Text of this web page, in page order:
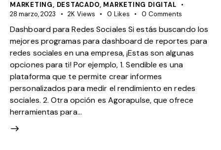
MARKETING, DESTACADO, MARKETING DIGITAL
28 marzo, 2023
2K Views 0 Likes 0 Comments
Dashboard para Redes Sociales Si estás buscando los
mejores programas para dashboard de reportes para
redes sociales en una empresa, ¡Estas son algunas
opciones para ti! Por ejemplo, 1. Sendible es una
plataforma que te permite crear informes
personalizados para medir el rendimiento en redes
sociales. 2. Otra opción es Agorapulse, que ofrece
herramientas para…